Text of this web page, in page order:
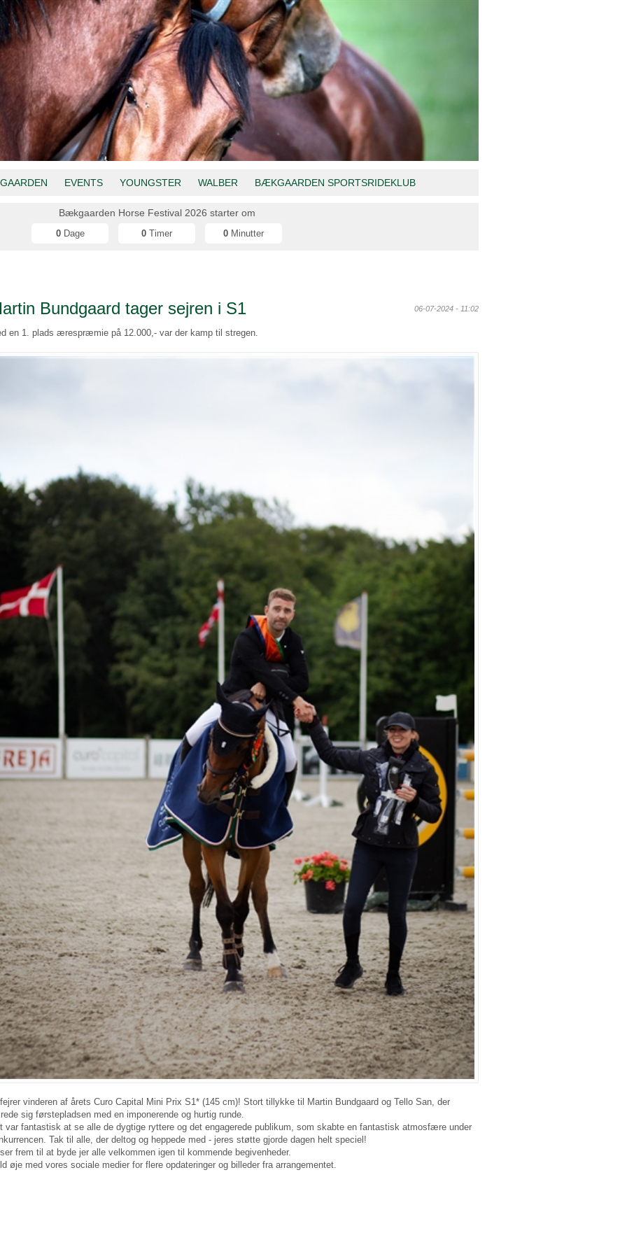
EVENTS YOUNGSTER WALBER BÆKGAARDEN SPORTSRIDEKLUB
Bækgaarden Horse Festival 2026 starter om
0 Dage 0 Timer 0 Minutter
Bundgaard tager sejren i S1 06-07-2024 - 11:02
en 1. plads ærespræmie på 12.000,- var der kamp til stregen.
vinderen af årets Curo Capital Mini Prix S1* (145 cm)! Stort tillykke til Martin Bundgaard og Tello San, der
sig førstepladsen med en imponerende og hurtig runde.
var fantastisk at se alle de dygtige ryttere og det engagerede publikum, som skabte en fantastisk atmosfære under
Tak til alle, der deltog og heppede med - jeres støtte gjorde dagen helt speciel!
frem til at byde jer alle velkommen igen til kommende begivenheder.
øje med vores sociale medier for flere opdateringer og billeder fra arrangementet.